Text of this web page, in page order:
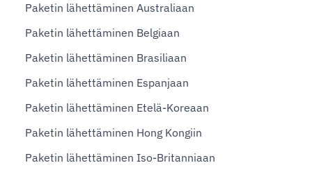
Paketin lähettäminen Australiaan
Paketin lähettäminen Belgiaan
Paketin lähettäminen Brasiliaan
Paketin lähettäminen Espanjaan
Paketin lähettäminen Etelä-Koreaan
Paketin lähettäminen Hong Kongiin
Paketin lähettäminen Iso-Britanniaan